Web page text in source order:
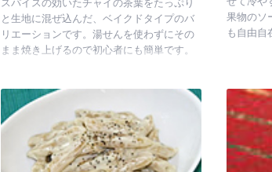
スパイスの効いたチャイの茶葉をたっぷり
と生地に混ぜ込んだ、ベイクドタイプのバ
リエーションです。湯せんを使わずにその
まま焼き上げるので初心者にも簡単です。
果物のソ
も自由自